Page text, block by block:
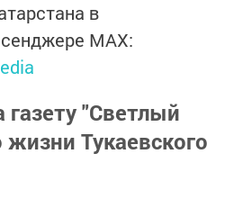
в
MАХ:
"Светлый
жизни Тукаевского